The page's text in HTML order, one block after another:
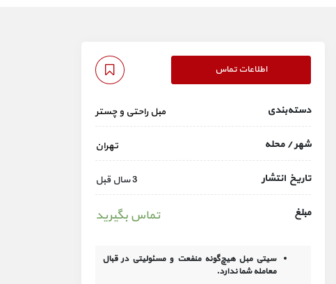
اطلاعات تماس
دسته‌بندی مبل راحتی و چستر
شهر / محله تهران
تاریخ انتشار 3 سال قبل
مبلغ تماس بگیرید
سیتی مبل هیچ‌گونه منفعت و مسئولیتی درقبال
معامله شما ندارد.